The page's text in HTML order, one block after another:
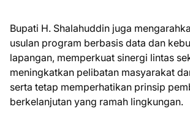
Bupati H. Shalahuddin juga
usulan program berbasis data dan
lapangan, memperkuat sinergi lintas
meningkatkan pelibatan masyarakat
serta tetap memperhatikan prinsip
berkelanjutan yang ramah lingkungan.